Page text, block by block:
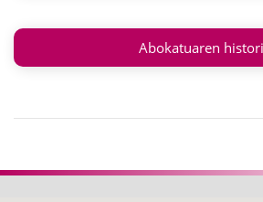
Abokatuaren